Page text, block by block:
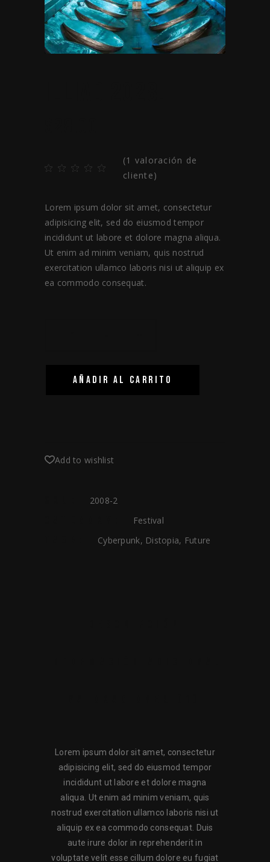
(1 valoración de
cliente)
Lorem ipsum dolor sit amet, consectetur
adipisicing elit, sed do eiusmod tempor
incididunt ut labore et dolore magna aliqua.
Ut enim ad minim veniam, quis nostrud
exercitation ullamco laboris nisi ut aliquip ex
ea commodo consequat.
AÑADIR AL CARRITO
Add to wishlist
2008-2
Festival
Cyberpunk, Distopia, Future
Lorem ipsum dolor sit amet, consectetur
adipisicing elit, sed do eiusmod tempor
incididunt ut labore et dolore magna
aliqua. Ut enim ad minim veniam, quis
nostrud exercitation ullamco laboris nisi ut
aliquip ex ea commodo consequat. Duis
aute irure dolor in reprehenderit in
voluptate velit esse cillum dolore eu fugiat